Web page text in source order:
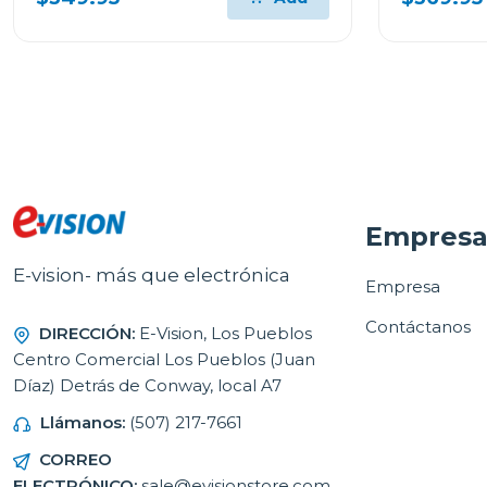
E-vision- más que electrónica
DIRECCIÓN: E-Vision, Los Pueblos
Centro Comercial Los Pueblos (Juan
Díaz) Detrás de Conway, local A7
Llámanos: (507) 217-7661
CORREO
Empresa
Empresa
Contáctanos